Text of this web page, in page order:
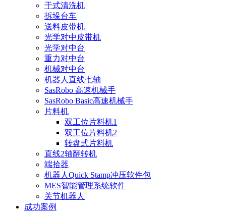
干式清洗机
拆垛台车
送料皮带机
光学对中皮带机
光学对中台
重力对中台
机械对中台
机器人直线七轴
SasRobo 高速机械手
SasRobo Basic高速机械手
片料机
双工位片料机1
双工位片料机2
转盘式片料机
直线2轴翻转机
端拾器
机器人Quick Stamp冲压软件包
MES智能管理系统软件
关节机器人
成功案例